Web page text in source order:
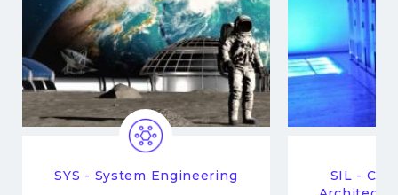
SYS - System Engineering
SIL -